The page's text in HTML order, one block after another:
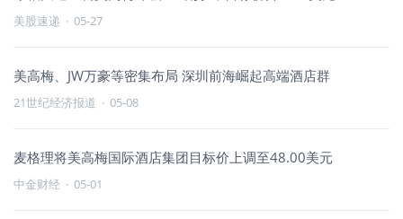
美股速递 · 05-27
美高梅、JW万豪等密集布局 深圳前海崛起高端酒店群
21世纪经济报道 · 05-08
麦格理将美高梅国际酒店集团目标价上调至48.00美元
中金财经 · 05-01